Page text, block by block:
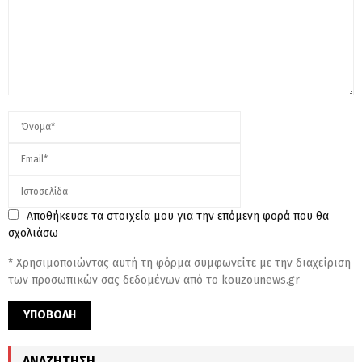
Αποθήκευσε τα στοιχεία μου για την επόμενη φορά που θα
σχολιάσω
* Χρησιμοποιώντας αυτή τη φόρμα συμφωνείτε με την διαχείριση
των προσωπικών σας δεδομένων από το kouzounews.gr